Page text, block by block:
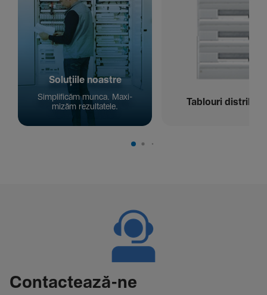
Solu­țiile noastre
Simpli­ficăm munca. Maxi­
mizăm rezul­ta­tele.
Tablouri
Contac­tează-ne